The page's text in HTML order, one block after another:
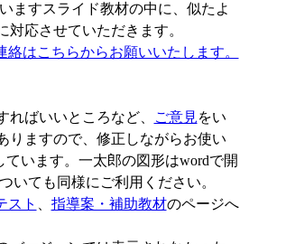
ますスライド教材の中に、似たよ
応させていただきます。
絡はこちらからお願いいたします。
ばいいところなど、
ご意見をい
りますので、修正しながらお使い
ています。一太郎の図形はwordで開
いても同様にご利用ください。
スト 指導案・補助教材のページへ